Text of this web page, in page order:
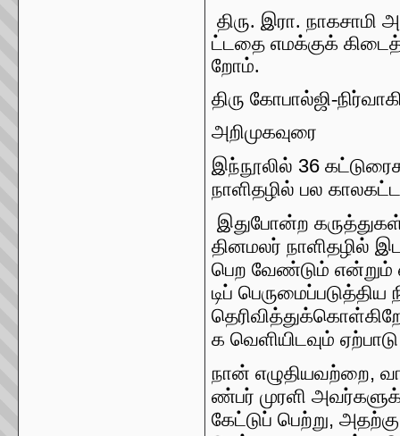
திரு. இரா. நாகசாமி
ட்டதை எமக்குக்
றோம்.
திரு கோபால்ஜி-
அறிமுகவுரை
இந்நூலில் 36
நாளிதழில் பல
இதுபோன்ற
தினமலர் நாளிதழில்
பெற வேண்டும் என்றும்
டிப் பெருமைப்படுத்திய
க வெளியிடவும் ஏற்பாடு
நான் எழுதியவற்றை,
ண்பர் முரளி
கேட்டுப் பெற்று, அதற்கு